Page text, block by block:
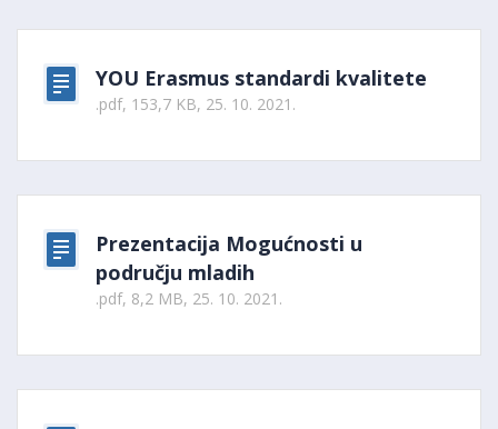
YOU Erasmus standardi kvalitete
.pdf, 153,7 KB, 25. 10. 2021.
Prezentacija Mogućnosti u
području mladih
.pdf, 8,2 MB, 25. 10. 2021.